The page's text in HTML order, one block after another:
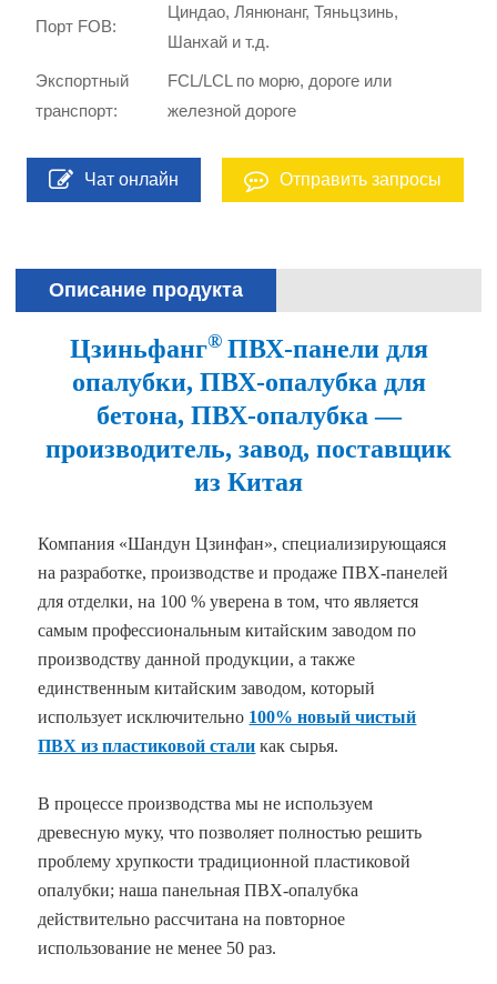
Порт FOB:
Циндао, Лянюнанг, Тяньцзинь,
Шанхай и т.д.
Экспортный
транспорт:
FCL/LCL по морю, дороге или
железной дороге
Чат онлайн Отправить запросы
Описание продукта
Цзиньфанг® ПВХ-панели для
опалубки, ПВХ-опалубка для
бетона, ПВХ-опалубка —
производитель, завод, поставщик
из Китая
Компания «Шандун Цзинфан», специализирующаяся
на разработке, производстве и продаже ПВХ-панелей
для отделки, на 100 % уверена в том, что является
самым профессиональным китайским заводом по
производству данной продукции, а также
единственным китайским заводом, который
использует исключительно 100% новый чистый
ПВХ из пластиковой стали как сырья.
В процессе производства мы не используем
древесную муку, что позволяет полностью решить
проблему хрупкости традиционной пластиковой
опалубки; наша панельная ПВХ-опалубка
действительно рассчитана на повторное
использование не менее 50 раз.